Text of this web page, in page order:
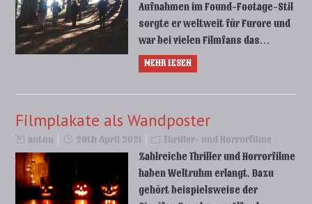
Aufnahmen im Found-Footage-Stil
sorgte er weltweit für Furore und
war bei vielen Filmfans das…
MEHR LESEN
Filmplakate als Wandposter
anton 20th April 2021 Thriller- und Horrorfilme
Zahlreiche Thriller und Horrorfilme
haben Weltruhm erlangt. Dazu
gehört beispielsweise der